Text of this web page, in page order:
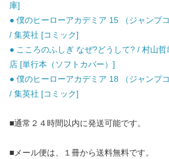
庫]
● 僕のヒーローアカデミア 15 （ジャンプ
/ 集英社 [コミック]
● こころのふしぎ なぜ?どうして? / 村山
店 [単行本（ソフトカバー）]
● 僕のヒーローアカデミア 18 （ジャンプ
/ 集英社 [コミック]
■通常２４時間以内に発送可能です。
■メール便は、１冊から送料無料です。